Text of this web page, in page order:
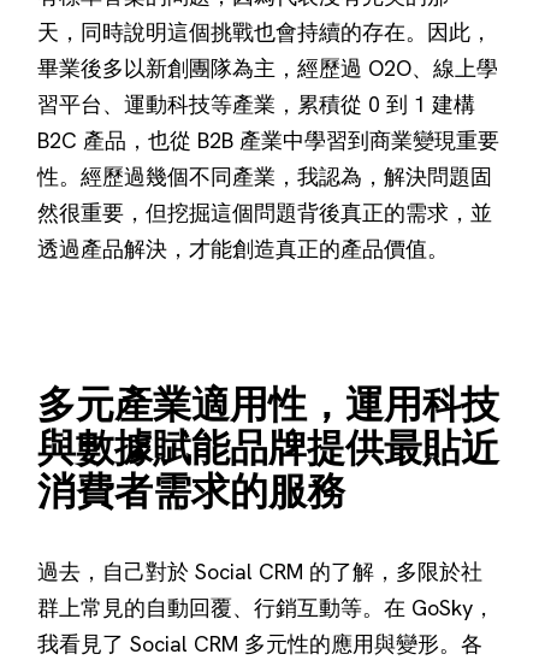
天，同時說明這個挑戰也會持續的存在。因此，
畢業後多以新創團隊為主，經歷過 O2O、線上學
習平台、運動科技等產業，累積從 0 到 1 建構
B2C 產品，也從 B2B 產業中學習到商業變現重要
性。經歷過幾個不同產業，我認為，解決問題固
然很重要，但挖掘這個問題背後真正的需求，並
透過產品解決，才能創造真正的產品價值。
多元產業適用性，運用科技
與數據賦能品牌提供最貼近
消費者需求的服務
過去，自己對於 Social CRM 的了解，多限於社
群上常見的自動回覆、行銷互動等。在 GoSky，
我看見了 Social CRM 多元性的應用與變形。各